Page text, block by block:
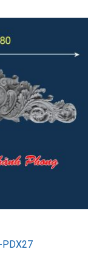
PDX27